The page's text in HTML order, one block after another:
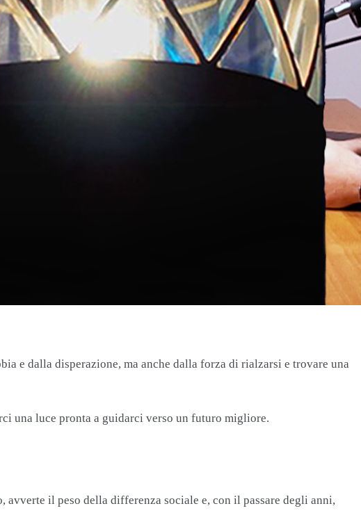
e dalla disperazione, ma anche dalla forza di rialzarsi e trovare una
una luce pronta a guidarci verso un futuro migliore.
il peso della differenza sociale e, con il passare degli anni,